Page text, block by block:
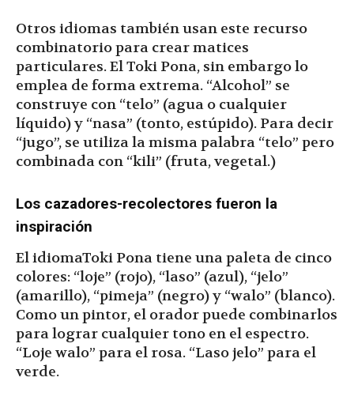
Otros idiomas también usan este recurso
combinatorio para crear matices
particulares. El Toki Pona, sin embargo lo
emplea de forma extrema. “Alcohol” se
construye con “telo” (agua o cualquier
líquido) y “nasa” (tonto, estúpido). Para decir
“jugo”, se utiliza la misma palabra “telo” pero
combinada con “kili” (fruta, vegetal.)
Los cazadores-recolectores fueron la
inspiración
El idiomaToki Pona tiene una paleta de cinco
colores: “loje” (rojo), “laso” (azul), “jelo”
(amarillo), “pimeja” (negro) y “walo” (blanco).
Como un pintor, el orador puede combinarlos
para lograr cualquier tono en el espectro.
“Loje walo” para el rosa. “Laso jelo” para el
verde.